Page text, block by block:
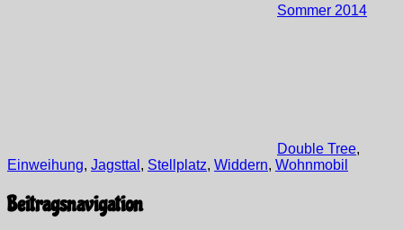
Sommer 2014
Double Tree,
Einweihung, Jagsttal , Stellplatz, Widdern, Wohnmobil
Beitragsnavigation